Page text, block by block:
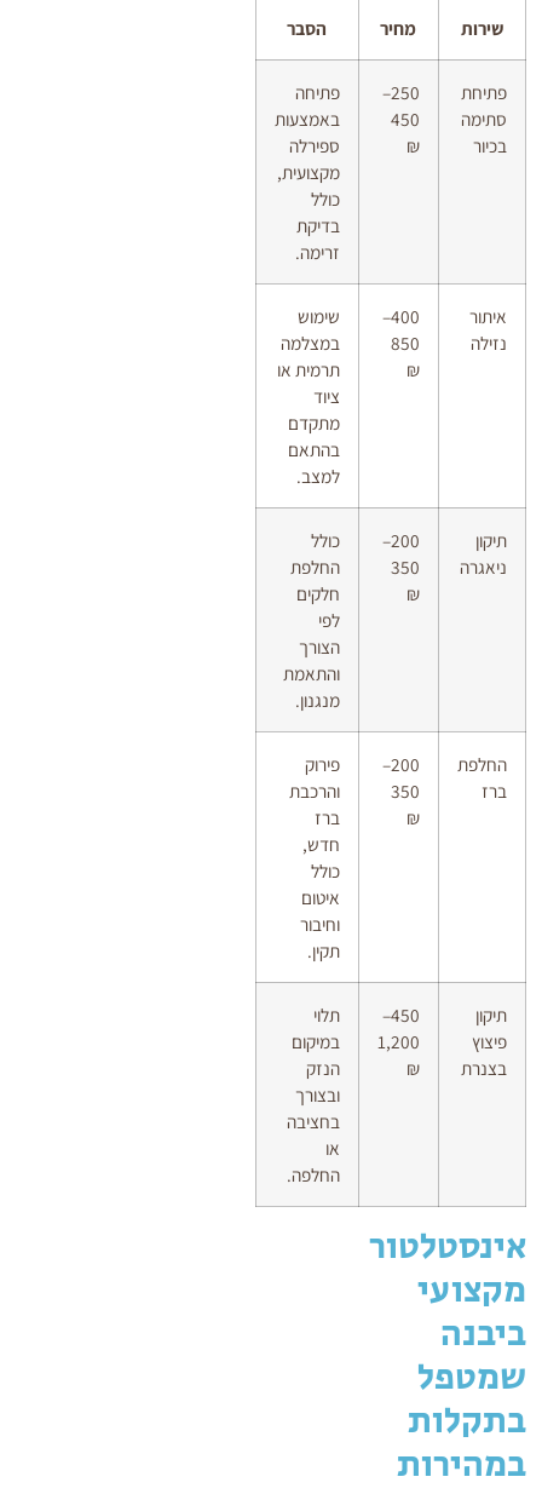
שירות מחיר הסבר
פתיחת
סתימה
בכיור
250–
450
₪
פתיחה
באמצעות
ספירלה
מקצועית,
כולל
בדיקת
זרימה.
איתור
נזילה
400–
850
₪
שימוש
במצלמה
תרמית או
ציוד
מתקדם
בהתאם
למצב.
תיקון
ניאגרה
200–
350
₪
כולל
החלפת
חלקים
לפי
הצורך
והתאמת
מנגנון.
החלפת
ברז
200–
350
₪
פירוק
והרכבת
ברז
חדש,
כולל
איטום
וחיבור
תקין.
תיקון
פיצוץ
בצנרת
450–
1,200
₪
תלוי
במיקום
הנזק
ובצורך
בחציבה
או
החלפה.
אינסטלטור
מקצועי
ביבנה
שמטפל
בתקלות
במהירות